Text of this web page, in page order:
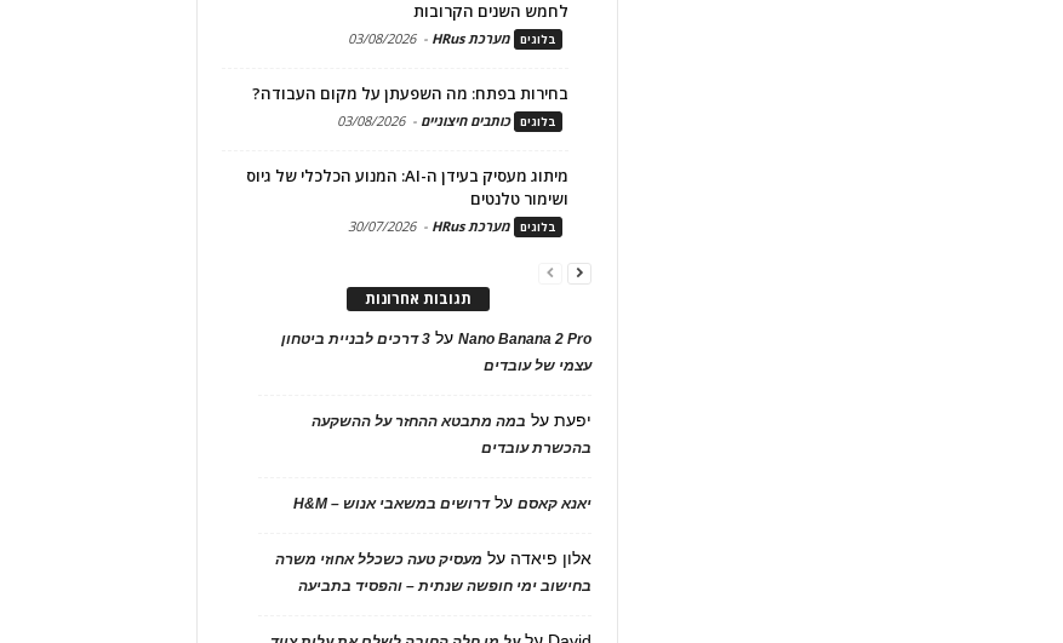
לחמש השנים הקרובות
בלוגים מערכת HRus -
03/08/2026
בחירות בפתח: מה השפעתן על מקום העבודה?
בלוגים כותבים חיצוניים -
03/08/2026
מיתוג מעסיק בעידן ה-AI: המנוע הכלכלי של גיוס
ושימור טלנטים
בלוגים מערכת HRus -
30/07/2026
תגובות אחרונות
Nano Banana 2 Proעל
3 דרכים לבניית ביטחון
עצמי של עובדים
יפעתעל במה מתבטא ההחזר על ההשקעה
בהכשרת עובדים
יאנא קאסםעלדרושים במשאבי אנוש – H&M
אלון פיאדה על מעסיק טעה כשכלל אחוזי משרה
בחישוב ימי חופשה שנתית – והפסיד בתביעה